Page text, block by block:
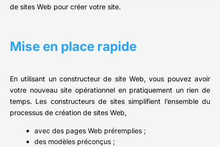
de sites Web pour créer votre site.
Mise en place rapide
En utilisant un constructeur de site Web, vous pouvez avoir
votre nouveau site opérationnel en pratiquement un rien de
temps. Les constructeurs de sites simplifient l’ensemble du
processus de création de sites Web,
avec des pages Web préremplies ;
des modèles préconçus ;